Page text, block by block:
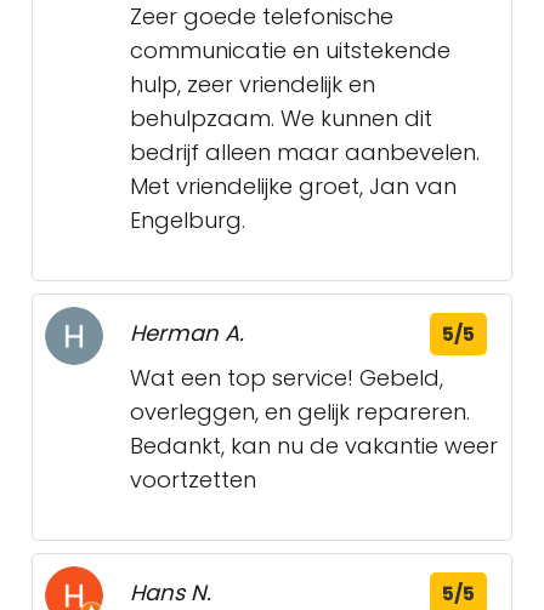
Zeer goede telefonische
communicatie en uitstekende
hulp, zeer vriendelijk en
behulpzaam. We kunnen dit
bedrijf alleen maar aanbevelen.
Met vriendelijke groet, Jan van
Engelburg.
Herman A. 5/5
Wat een top service! Gebeld,
overleggen, en gelijk repareren.
Bedankt, kan nu de vakantie weer
voortzetten
Hans N. 5/5